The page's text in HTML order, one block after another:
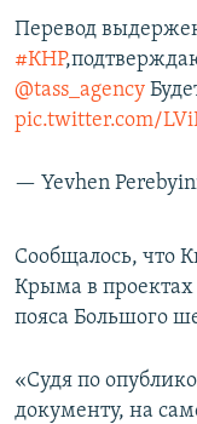
Перевод
#КНР
@tass_agency
pic.twitter.com/
— Yevhen
Сообщалось, что
Крыма в проектах
пояса Большого
«Судя по
документу, на